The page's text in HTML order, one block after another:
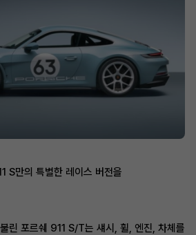
S만의 특별한 레이스 버전을
린 포르쉐 911 S/T는 섀시, 휠, 엔진, 차체를